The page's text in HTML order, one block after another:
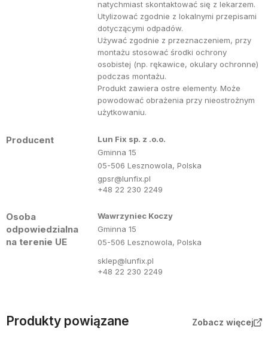
natychmiast skontaktować się z lekarzem.
Utylizować zgodnie z lokalnymi przepisami
dotyczącymi odpadów.
Używać zgodnie z przeznaczeniem, przy
montażu stosować środki ochrony
osobistej (np. rękawice, okulary ochronne)
podczas montażu.
Produkt zawiera ostre elementy. Może
powodować obrażenia przy nieostrożnym
użytkowaniu.
Producent
Lun Fix sp. z .o.o.
Gminna 15
05-506 Lesznowola, Polska
gpsr@lunfix.pl
+48 22 230 2249
Osoba
odpowiedzialna
na terenie UE
Wawrzyniec Koczy
Gminna 15
05-506 Lesznowola, Polska
sklep@lunfix.pl
+48 22 230 2249
Produkty powiązane Zobacz więcej